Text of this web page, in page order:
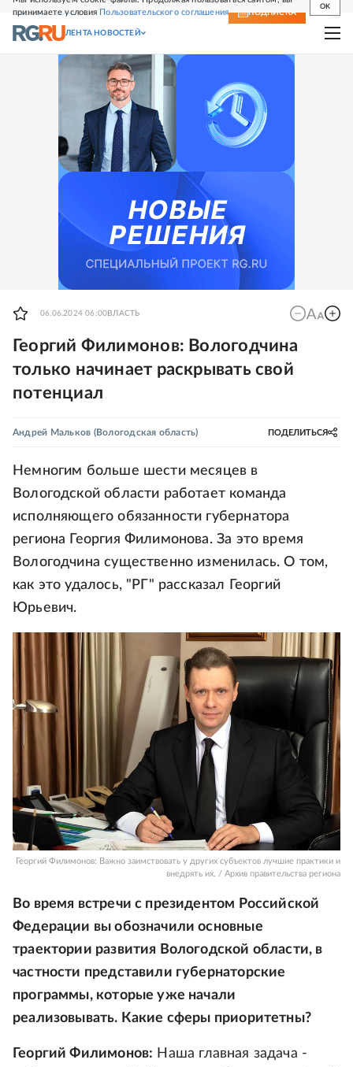
принимаете условия Пользовательского соглашения
OK
СВЕЖИЙ НОМЕР ПОДПИСКА
ЛЕНТА НОВОСТЕЙ
06.06.2024 06:00 ВЛАСТЬ
Георгий Филимонов: Вологодчина
только начинает раскрывать свой
потенциал
Андрей Мальков (Вологодская область) ПОДЕЛИТЬСЯ
Немногим больше шести месяцев в
Вологодской области работает команда
исполняющего обязанности губернатора
региона Георгия Филимонова. За это время
Вологодчина существенно изменилась. О том,
как это удалось, "РГ" рассказал Георгий
Юрьевич.
Георгий Филимонов: Важно заимствовать у других субъектов лучшие практики и
внедрять их. / Архив правительства региона
Во время встречи с президентом Российской
Федерации вы обозначили основные
траектории развития Вологодской области, в
частности представили губернаторские
программы, которые уже начали
реализовывать. Какие сферы приоритетны?
Георгий Филимонов: Наша главная задача -